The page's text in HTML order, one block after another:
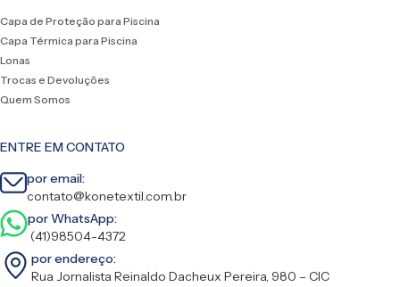
Capa de Proteção para Piscina
Capa Térmica para Piscina
Lonas
Trocas e Devoluções
Quem Somos
ENTRE EM CONTATO
por email:
contato@konetextil.com.br
por WhatsApp:
(41)98504-4372
por endereço:
Rua Jornalista Reinaldo Dacheux Pereira, 980 – CIC